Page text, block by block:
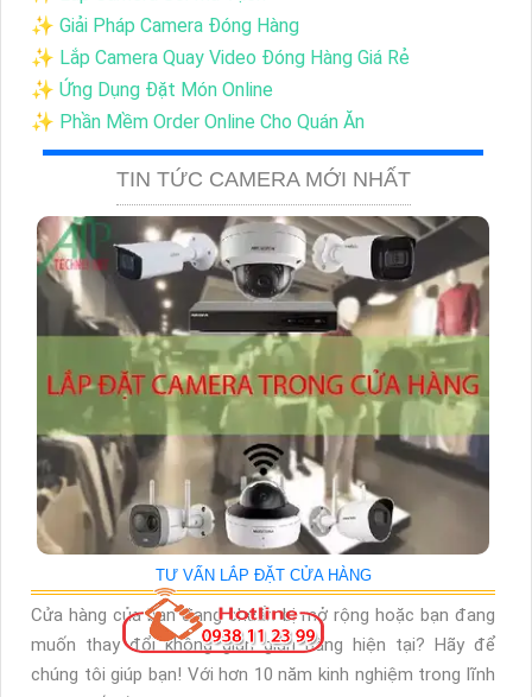
✨ Giải Pháp Camera Đóng Hàng
✨ Lắp Camera Quay Video Đóng Hàng Giá Rẻ
✨ Ứng Dụng Đặt Món Online
✨ Phần Mềm Order Online Cho Quán Ăn
TIN TỨC CAMERA MỚI NHẤT
TƯ VẤN LẮP ĐẶT CỬA HÀNG
Cửa hàng của bạn đang chuẩn bị mở rộng hoặc bạn đang
muốn thay đổi không gian gian hàng hiện tại? Hãy để
chúng tôi giúp bạn! Với hơn 10 năm kinh nghiệm trong lĩnh